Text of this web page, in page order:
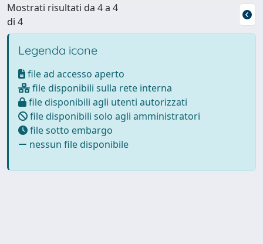
Mostrati risultati da 4 a 4
di 4
Legenda icone
file ad accesso aperto
file disponibili sulla rete interna
file disponibili agli utenti autorizzati
file disponibili solo agli amministratori
file sotto embargo
nessun file disponibile